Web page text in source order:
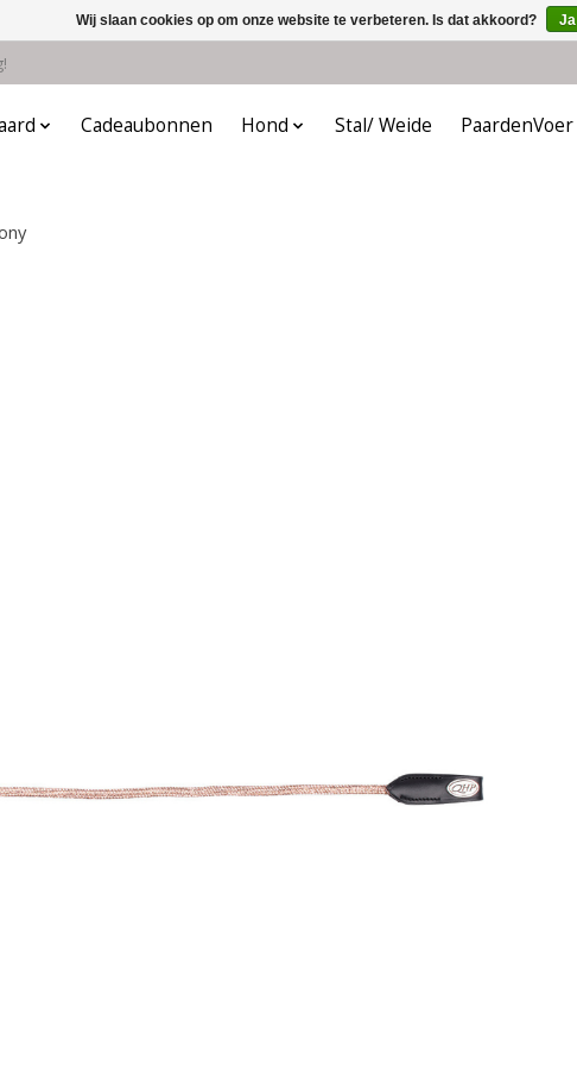
Cadeaubonnen Hond Stal/ Weide PaardenVoer
Wij slaan cookies op om onze website te verbeteren. Is dat akkoord? Ja